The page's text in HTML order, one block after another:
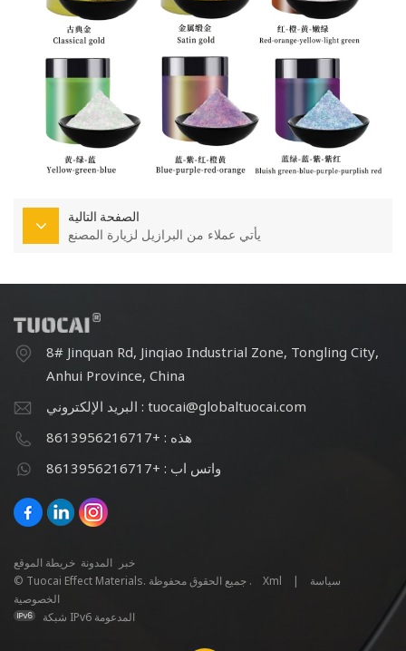
الصفحة التالية
يأتي عملاء من البرازيل لزيارة المصنع
8# Jinquan Rd, Jinqiao Industrial Zone, Tongling City,
Anhui Province, China
البريد الإلكتروني : tuocai@globaltuocai.com
هذه : +8613956216717
واتس اب : +8613956216717
خريطة الموقع المدونة
خبر
© Tuocai Effect Materials. جميع الحقوق محفوظة .
Xml |
سياسة
الخصوصية
شبكة IPv6 المدعومة